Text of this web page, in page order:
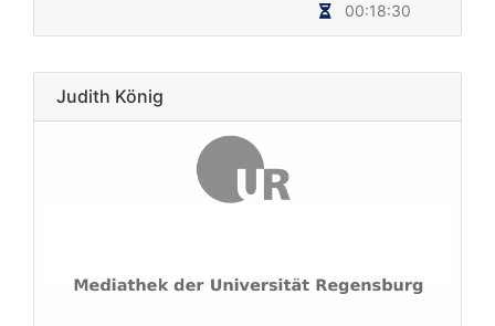
00:18:30
Judith König